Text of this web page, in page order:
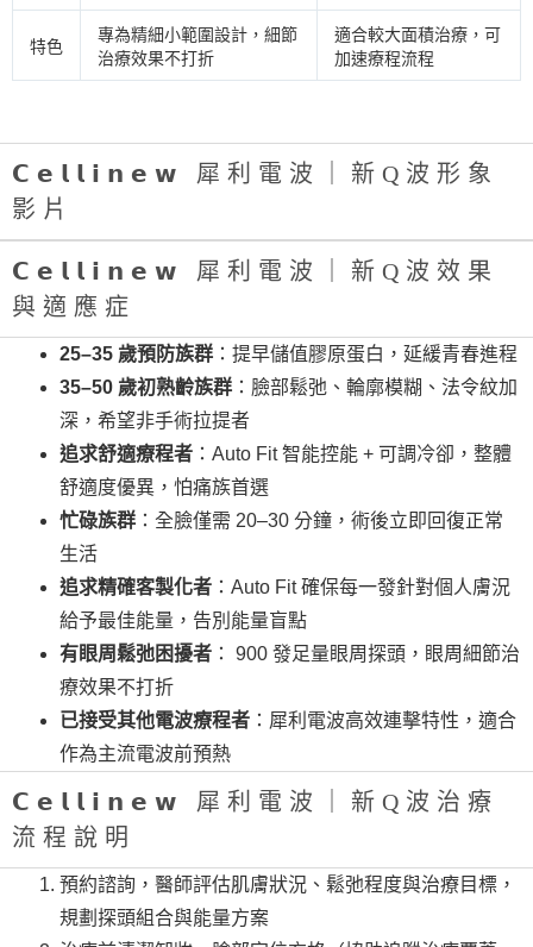
特色
專為精細小範圍設計，細節
治療效果不打折
適合較大面積治療，可
加速療程流程
𝗖𝗲𝗹𝗹𝗶𝗻𝗲𝘄 犀利電波｜新Q波形象
影片
𝗖𝗲𝗹𝗹𝗶𝗻𝗲𝘄 犀利電波｜新Q波效果
與適應症
25–35 歲預防族群 ：提早儲值膠原蛋白，延緩青春進程
35–50 歲初熟齡族群 ：臉部鬆弛、輪廓模糊、法令紋加
深，希望非手術拉提者
追求舒適療程者 ：Auto Fit 智能控能 + 可調冷卻，整體
舒適度優異，怕痛族首選
忙碌族群 ：全臉僅需 20–30 分鐘，術後立即回復正常
生活
追求精確客製化者 ：Auto Fit 確保每一發針對個人膚況
給予最佳能量，告別能量盲點
有眼周鬆弛困擾者 ： 900 發足量眼周探頭，眼周細節治
療效果不打折
已接受其他電波療程者 ：犀利電波高效連擊特性，適合
作為主流電波前預熱
𝗖𝗲𝗹𝗹𝗶𝗻𝗲𝘄 犀利電波｜新Q波治療
流程說明
預約諮詢，醫師評估肌膚狀況、鬆弛程度與治療目標，
規劃探頭組合與能量方案